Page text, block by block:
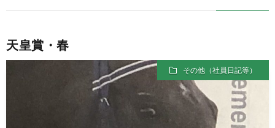
天皇賞・春
その他（社員日記等）